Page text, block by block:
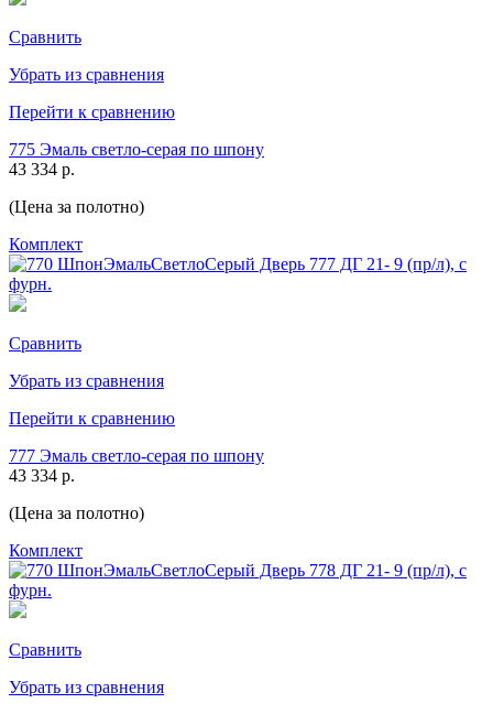
Сравнить
Убрать из сравнения
Перейти к сравнению
775 Эмаль светло-серая по шпону
43 334 р.
(Цена за полотно)
Комплект
Сравнить
Убрать из сравнения
Перейти к сравнению
777 Эмаль светло-серая по шпону
43 334 р.
(Цена за полотно)
Комплект
Сравнить
Убрать из сравнения